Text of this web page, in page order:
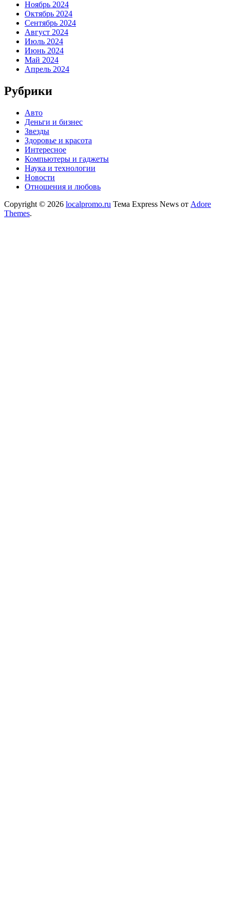
Ноябрь 2024
Октябрь 2024
Сентябрь 2024
Август 2024
Июль 2024
Июнь 2024
Май 2024
Апрель 2024
Рубрики
Авто
Деньги и бизнес
Звезды
Здоровье и красота
Интересное
Компьютеры и гаджеты
Наука и технологии
Новости
Отношения и любовь
Copyright © 2026 localpromo.ru Тема Express News от Adore
Themes.